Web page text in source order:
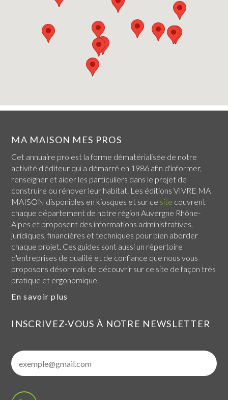
MA MAISON MES PROS
Cet annuaire pro est la forme dématérialisée de notre
activité d'éditeur qui a démarré en 1986 afin d'informer,
renseigner et aider les particuliers dans le projet de
construire ou rénover leur habitat. Les éditions VIVRE MA
MAISON disponibles en kiosques et sur ce site couvrent
chaque département de notre région Auvergne Rhône-
Alpes et proposent des informations administratives,
juridiques, financières et techniques pour bien aborder
chaque projet. Ces guides sont aussi un répertoire
d'entreprises de qualité et de confiance que nous vous
proposons désormais de découvrir sur ce site de façon très
pratique et ergonomique.
En savoir plus
INSCRIVEZ-VOUS À NOTRE NEWSLETTER